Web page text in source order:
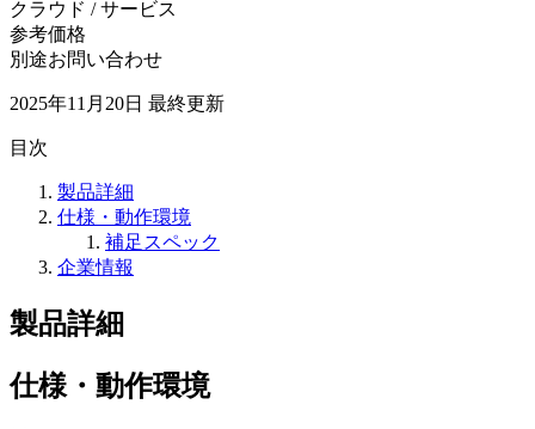
クラウド / サービス
参考価格
別途お問い合わせ
2025年11月20日 最終更新
目次
製品詳細
仕様・動作環境
補足スペック
企業情報
製品詳細
仕様・動作環境